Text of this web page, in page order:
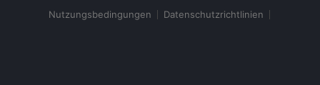
Nutzungsbedingungen Datenschutzrichtlinien